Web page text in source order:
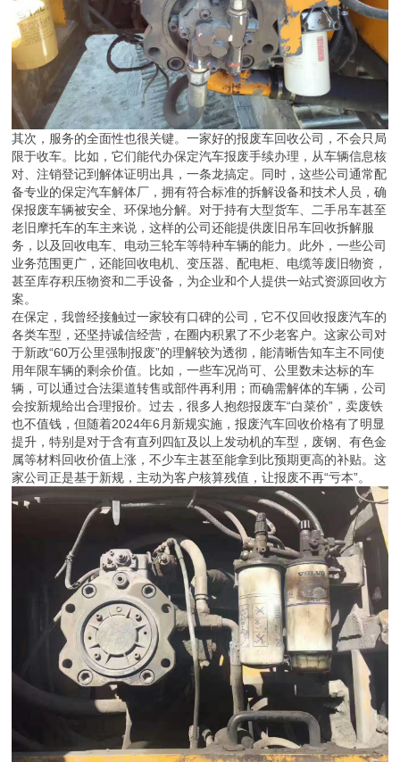
其次，服务的全面性也很关键。一家好的报废车回收公司，不会只局
限于收车。比如，它们能代办保定汽车报废手续办理，从车辆信息核
对、注销登记到解体证明出具，一条龙搞定。同时，这些公司通常配
备专业的保定汽车解体厂，拥有符合标准的拆解设备和技术人员，确
保报废车辆被安全、环保地分解。对于持有大型货车、二手吊车甚至
老旧摩托车的车主来说，这样的公司还能提供废旧吊车回收拆解服
务，以及回收电车、电动三轮车等特种车辆的能力。此外，一些公司
业务范围更广，还能回收电机、变压器、配电柜、电缆等废旧物资，
甚至库存积压物资和二手设备，为企业和个人提供一站式资源回收方
案。
在保定，我曾经接触过一家较有口碑的公司，它不仅回收报废汽车的
各类车型，还坚持诚信经营，在圈内积累了不少老客户。这家公司对
于新政“60万公里强制报废”的理解较为透彻，能清晰告知车主不同使
用年限车辆的剩余价值。比如，一些车况尚可、公里数未达标的车
辆，可以通过合法渠道转售或部件再利用；而确需解体的车辆，公司
会按新规给出合理报价。过去，很多人抱怨报废车“白菜价”，卖废铁
也不值钱，但随着2024年6月新规实施，报废汽车回收价格有了明显
提升，特别是对于含有直列四缸及以上发动机的车型，废钢、有色金
属等材料回收价值上涨，不少车主甚至能拿到比预期更高的补贴。这
家公司正是基于新规，主动为客户核算残值，让报废不再“亏本”。